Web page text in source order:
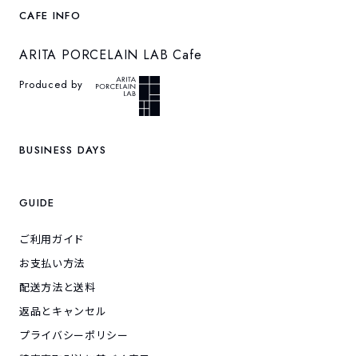
CAFE INFO
ARITA PORCELAIN LAB Cafe
Produced by
GUIDE
ご利用ガイド
お支払い方法
配送方法と送料
返品とキャンセル
プライバシーポリシー
BUSINESS DAYS